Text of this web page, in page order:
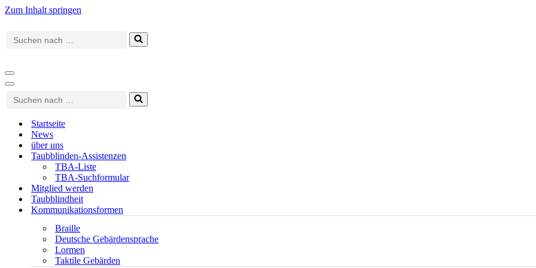
Zum Inhalt springen
Suchen
nach …
Navigationsmenü
Navigationsmenü
Suchen
nach …
Startseite
News
über uns
Taubblinden-Assistenzen
TBA-Liste
TBA-Suchformular
Mitglied werden
Taubblindheit
Kommunikationsformen
Braille
Deutsche Gebärdensprache
Lormen
Taktile Gebärden